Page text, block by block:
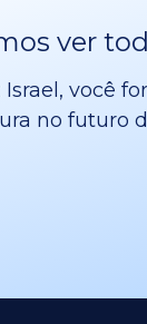
ver
você
no futuro